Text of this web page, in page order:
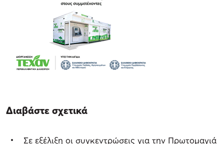
Διαβάστε σχετικά
Σε εξέλιξη οι συγκεντρώσεις για την Πρωτομαγιά